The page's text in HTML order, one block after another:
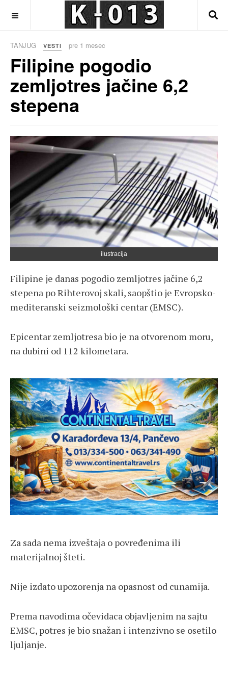
TANJUG VESTI pre 1 mesec
Filipine pogodio
zemljotres jačine 6,2
stepena
ilustracija
Filipine je danas pogodio zemljotres jačine 6,2
stepena po Rihterovoj skali, saopštio je Evropsko-
mediteranski seizmološki centar (EMSC).
Epicentar zemljotresa bio je na otvorenom moru,
na dubini od 112 kilometara.
Za sada nema izveštaja o povređenima ili
materijalnoj šteti.
Nije izdato upozorenja na opasnost od cunamija.
Prema navodima očevidaca objavljenim na sajtu
EMSC, potres je bio snažan i intenzivno se osetilo
ljuljanje.